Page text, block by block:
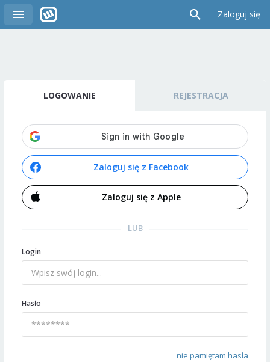
Zaloguj się
LOGOWANIE REJESTRACJA
Zaloguj się z Facebook
Zaloguj się z Apple
LUB
Login
Hasło
nie pamiętam hasła